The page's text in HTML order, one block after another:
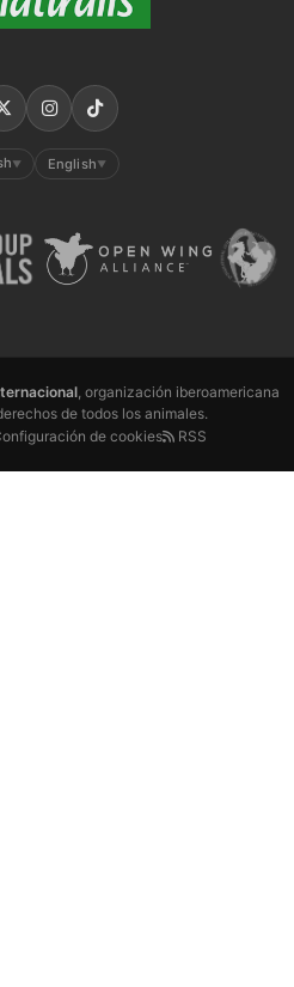
▼ English ▼
, organización iberoamericana
de todos los animales.
de cookies RSS